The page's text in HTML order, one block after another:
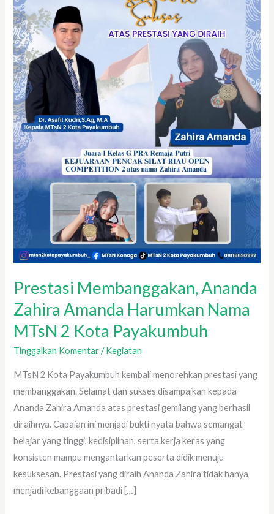
Prestasi Membanggakan, Ananda
Zahira Amanda Harumkan Nama
MTsN 2 Kota Payakumbuh
Tinggalkan Komentar /Kegiatan
MTsN 2 Kota Payakumbuh kembali menorehkan prestasi yang
membanggakan. Selamat dan sukses disampaikan kepada
Ananda Zahira Amanda atas prestasi gemilang yang berhasil
diraihnya. Capaian ini menjadi bukti nyata bahwa semangat
belajar yang tinggi, kedisiplinan, serta kerja keras yang
konsisten mampu mengantarkan peserta didik menuju
kesuksesan. Prestasi yang diraih Ananda Zahira tidak hanya
menjadi kebanggaan pribadi […]
Zahira
Amanda
Harumkan
Nama
MTsN
2
Kota
Payakumbuh